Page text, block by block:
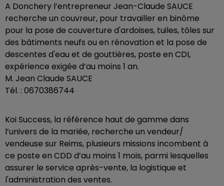
A Donchery l’entrepreneur Jean-Claude SAUCE
recherche un couvreur, pour travailler en binôme
pour la pose de couverture d'ardoises, tuiles, tôles sur
des bâtiments neufs ou en rénovation et la pose de
descentes d'eau et de gouttières, poste en CDI,
expérience exigée d’au moins 1 an.
M. Jean Claude SAUCE
Tél. : 0670386744
Koi Success, la référence haut de gamme dans
l’univers de la mariée, recherche un vendeur/
vendeuse sur Reims, plusieurs missions incombent à
ce poste en CDD d’au moins 1 mois, parmi lesquelles
assurer le service après-vente, la logistique et
l'administration des ventes.